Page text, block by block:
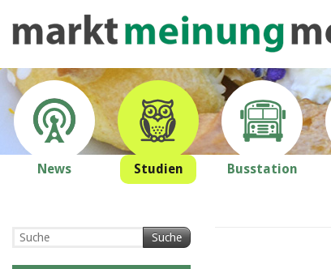
News Studien Busstation
Suche